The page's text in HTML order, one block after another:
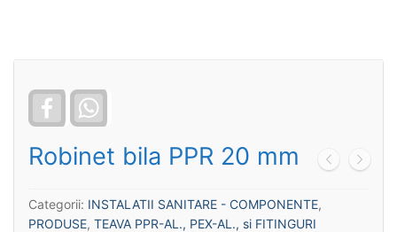
Facebook
Robinet bila PPR 20 mm
Categorii: INSTALATII SANITARE - COMPONENTE,
PRODUSE, TEAVA PPR-AL., PEX-AL., si FITINGURI